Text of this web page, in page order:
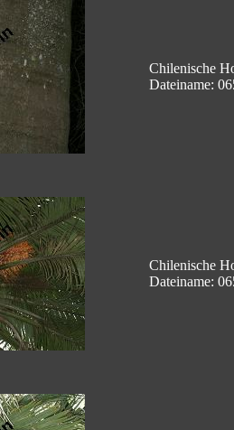
Chilenische
Dateiname:
Chilenische
Dateiname: